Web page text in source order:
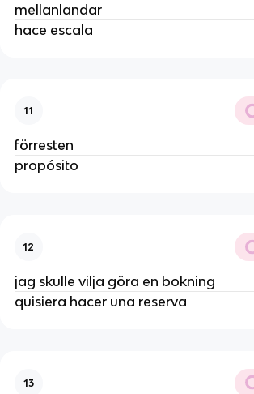
mellanlandar
hace escala
11
förresten
propósito
12
jag skulle vilja göra en bokning
quisiera hacer una reserva
13